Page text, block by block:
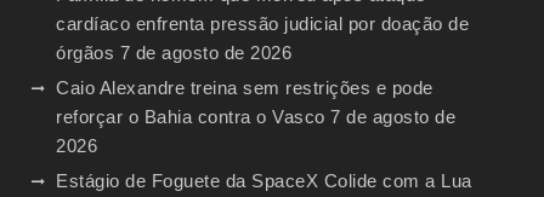
cardíaco enfrenta pressão judicial por doação de
órgãos 7 de agosto de 2026
Caio Alexandre treina sem restrições e pode
reforçar o Bahia contra o Vasco 7 de agosto de
2026
Estágio de Foguete da SpaceX Colide com a Lua